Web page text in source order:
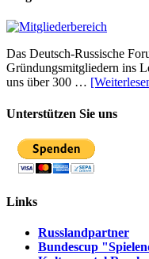
Das Deutsch-Russische
Gründungsmitgliedern ins
uns über 300 …
Unterstützen Sie uns
Links
Russlandpartner
Bundescup